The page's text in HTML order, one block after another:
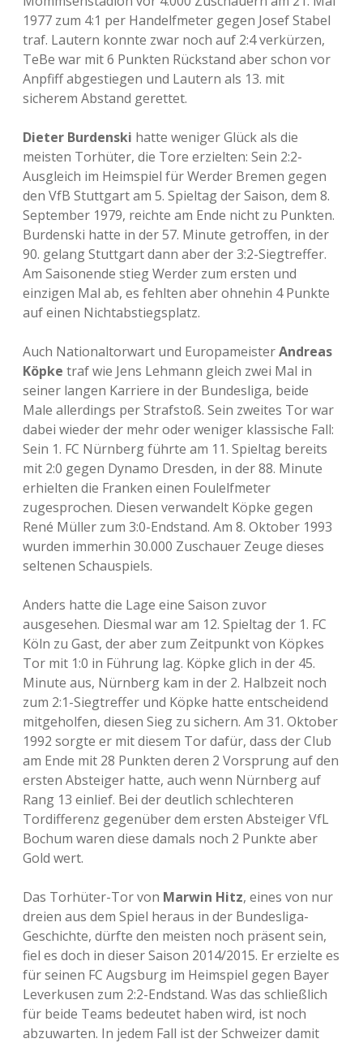
1977 zum 4:1 per Handelfmeter gegen Josef Stabel
traf. Lautern konnte zwar noch auf 2:4 verkürzen,
TeBe war mit 6 Punkten Rückstand aber schon vor
Anpfiff abgestiegen und Lautern als 13. mit
sicherem Abstand gerettet.
Dieter Burdenski hatte weniger Glück als die
meisten Torhüter, die Tore erzielten: Sein 2:2-
Ausgleich im Heimspiel für Werder Bremen gegen
den VfB Stuttgart am 5. Spieltag der Saison, dem 8.
September 1979, reichte am Ende nicht zu Punkten.
Burdenski hatte in der 57. Minute getroffen, in der
90. gelang Stuttgart dann aber der 3:2-Siegtreffer.
Am Saisonende stieg Werder zum ersten und
einzigen Mal ab, es fehlten aber ohnehin 4 Punkte
auf einen Nichtabstiegsplatz.
Auch Nationaltorwart und EuropameisterAndreas
Köpke traf wie Jens Lehmann gleich zwei Mal in
seiner langen Karriere in der Bundesliga, beide
Male allerdings per Strafstoß. Sein zweites Tor war
dabei wieder der mehr oder weniger klassische Fall:
Sein 1. FC Nürnberg führte am 11. Spieltag bereits
mit 2:0 gegen Dynamo Dresden, in der 88. Minute
erhielten die Franken einen Foulelfmeter
zugesprochen. Diesen verwandelt Köpke gegen
René Müller zum 3:0-Endstand. Am 8. Oktober 1993
wurden immerhin 30.000 Zuschauer Zeuge dieses
seltenen Schauspiels.
Anders hatte die Lage eine Saison zuvor
ausgesehen. Diesmal war am 12. Spieltag der 1. FC
Köln zu Gast, der aber zum Zeitpunkt von Köpkes
Tor mit 1:0 in Führung lag. Köpke glich in der 45.
Minute aus, Nürnberg kam in der 2. Halbzeit noch
zum 2:1-Siegtreffer und Köpke hatte entscheidend
mitgeholfen, diesen Sieg zu sichern. Am 31. Oktober
1992 sorgte er mit diesem Tor dafür, dass der Club
am Ende mit 28 Punkten deren 2 Vorsprung auf den
ersten Absteiger hatte, auch wenn Nürnberg auf
Rang 13 einlief. Bei der deutlich schlechteren
Tordifferenz gegenüber dem ersten Absteiger VfL
Bochum waren diese damals noch 2 Punkte aber
Gold wert.
Das Torhüter-Tor von Marwin Hitz, eines von nur
dreien aus dem Spiel heraus in der Bundesliga-
Geschichte, dürfte den meisten noch präsent sein,
fiel es doch in dieser Saison 2014/2015. Er erzielte es
für seinen FC Augsburg im Heimspiel gegen Bayer
Leverkusen zum 2:2-Endstand. Was das schließlich
für beide Teams bedeutet haben wird, ist noch
abzuwarten. In jedem Fall ist der Schweizer damit